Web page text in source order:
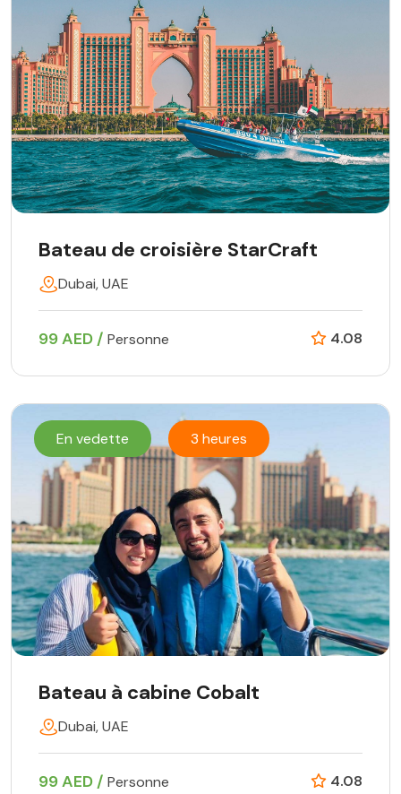
Bateau de croisière StarCraft
Dubai, UAE
99 AED / Personne 4.08
En vedette 3 heures
Bateau à cabine Cobalt
Dubai, UAE
99 AED / Personne 4.08